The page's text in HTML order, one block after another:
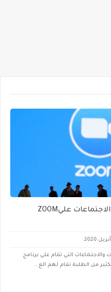
طريقة تسجيل المحاضرات او الاجتماعات عليZOOM
التي تقام علي برنامج